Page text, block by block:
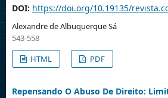
DOI: https://doi.org/10.19135/
Alexandre de Albuquerque Sá
543-558
HTML
PDF
Repensando O Abuso De Direito: